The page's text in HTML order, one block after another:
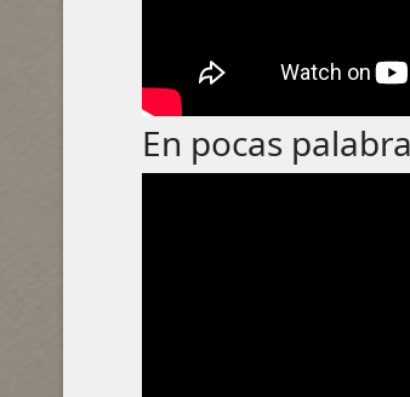
En pocas